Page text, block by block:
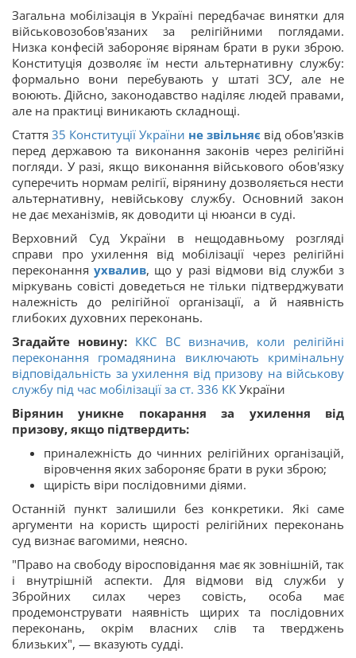
Загальна мобілізація в Україні передбачає винятки для
військовозобов'язаних за релігійними поглядами.
Низка конфесій забороняє вірянам брати в руки зброю.
Конституція дозволяє їм нести альтернативну службу:
формально вони перебувають у штаті ЗСУ, але не
воюють. Дійсно, законодавство наділяє людей правами,
але на практиці виникають складнощі.
Стаття 35 Конституції України не звільняє від обов'язків
перед державою та виконання законів через релігійні
погляди. У разі, якщо виконання військового обов'язку
суперечить нормам релігії, вірянину дозволяється нести
альтернативну, невійськову службу. Основний закон
не дає механізмів, як доводити ці нюанси в суді.
Верховний Суд України в нещодавньому розгляді
справи про ухилення від мобілізації через релігійні
переконанняухвалив, що у разі відмови від служби з
міркувань совісті доведеться не тільки підтверджувати
належність до релігійної організації, а й наявність
глибоких духовних переконань.
Згадайте новину: ККС ВС визначив, коли релігійні
переконання громадянина виключають кримінальну
відповідальність за ухилення від призову на військову
службу під час мобілізації за ст. 336 КК України
Вірянин уникне покарання за ухилення від
призову, якщо підтвердить:
приналежність до чинних релігійних організацій,
віровчення яких забороняє брати в руки зброю;
щирість віри послідовними діями.
Останній пункт залишили без конкретики. Які саме
аргументи на користь щирості релігійних переконань
суд визнає вагомими, неясно.
"Право на свободу віросповідання має як зовнішній, так
і внутрішній аспекти. Для відмови від служби у
Збройних силах через совість, особа має
продемонструвати наявність щирих та послідовних
переконань, окрім власних слів та тверджень
близьких", — вказують судді.